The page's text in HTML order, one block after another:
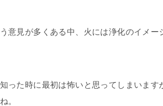
意見が多くある中、火には浄化のイメー
った時に最初は怖いと思ってしまいま
。